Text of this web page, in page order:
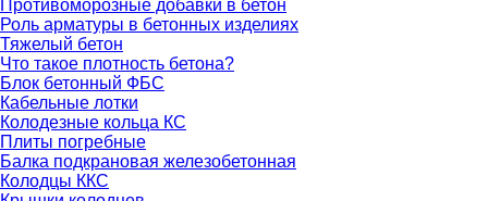
Противоморозные добавки в бетон
Роль арматуры в бетонных изделиях
Тяжелый бетон
Что такое плотность бетона?
Блок бетонный ФБС
Кабельные лотки
Колодезные кольца КС
Плиты погребные
Балка подкрановая железобетонная
Колодцы ККС